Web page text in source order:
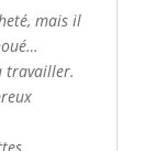
mais il
travailler.